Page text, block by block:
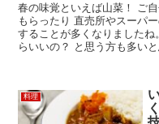
春の味覚といえば山菜！ ご
もらったり 直売所やスーパ
することが多くなりました
らいいの？ と思う方も多いと
料理